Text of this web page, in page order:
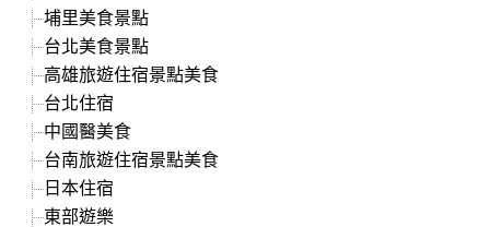
埔里美食景點
台北美食景點
高雄旅遊住宿景點美食
台北住宿
中國醫美食
台南旅遊住宿景點美食
日本住宿
東部遊樂